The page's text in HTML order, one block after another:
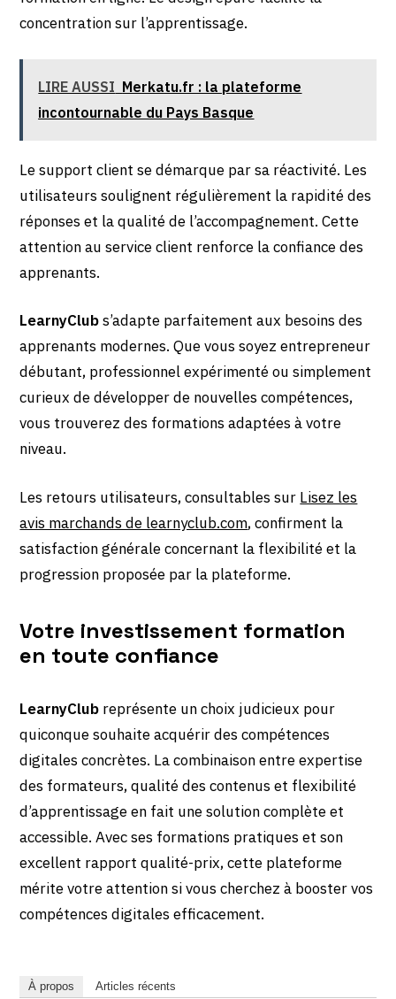
concentration sur l’apprentissage.
LIRE AUSSI Merkatu.fr : la plateforme
incontournable du Pays Basque
Le support client se démarque par sa réactivité. Les
utilisateurs soulignent régulièrement la rapidité des
réponses et la qualité de l’accompagnement. Cette
attention au service client renforce la confiance des
apprenants.
LearnyClubs’adapte parfaitement aux besoins des
apprenants modernes. Que vous soyez entrepreneur
débutant, professionnel expérimenté ou simplement
curieux de développer de nouvelles compétences,
vous trouverez des formations adaptées à votre
niveau.
Les retours utilisateurs, consultables sur Lisez les
avis marchands de learnyclub.com, confirment la
satisfaction générale concernant la flexibilité et la
progression proposée par la plateforme.
Votre investissement formation
en toute confiance
LearnyClub représente un choix judicieux pour
quiconque souhaite acquérir des compétences
digitales concrètes. La combinaison entre expertise
des formateurs, qualité des contenus et flexibilité
d’apprentissage en fait une solution complète et
accessible. Avec ses formations pratiques et son
excellent rapport qualité-prix, cette plateforme
mérite votre attention si vous cherchez à booster vos
compétences digitales efficacement.
À propos Articles récents